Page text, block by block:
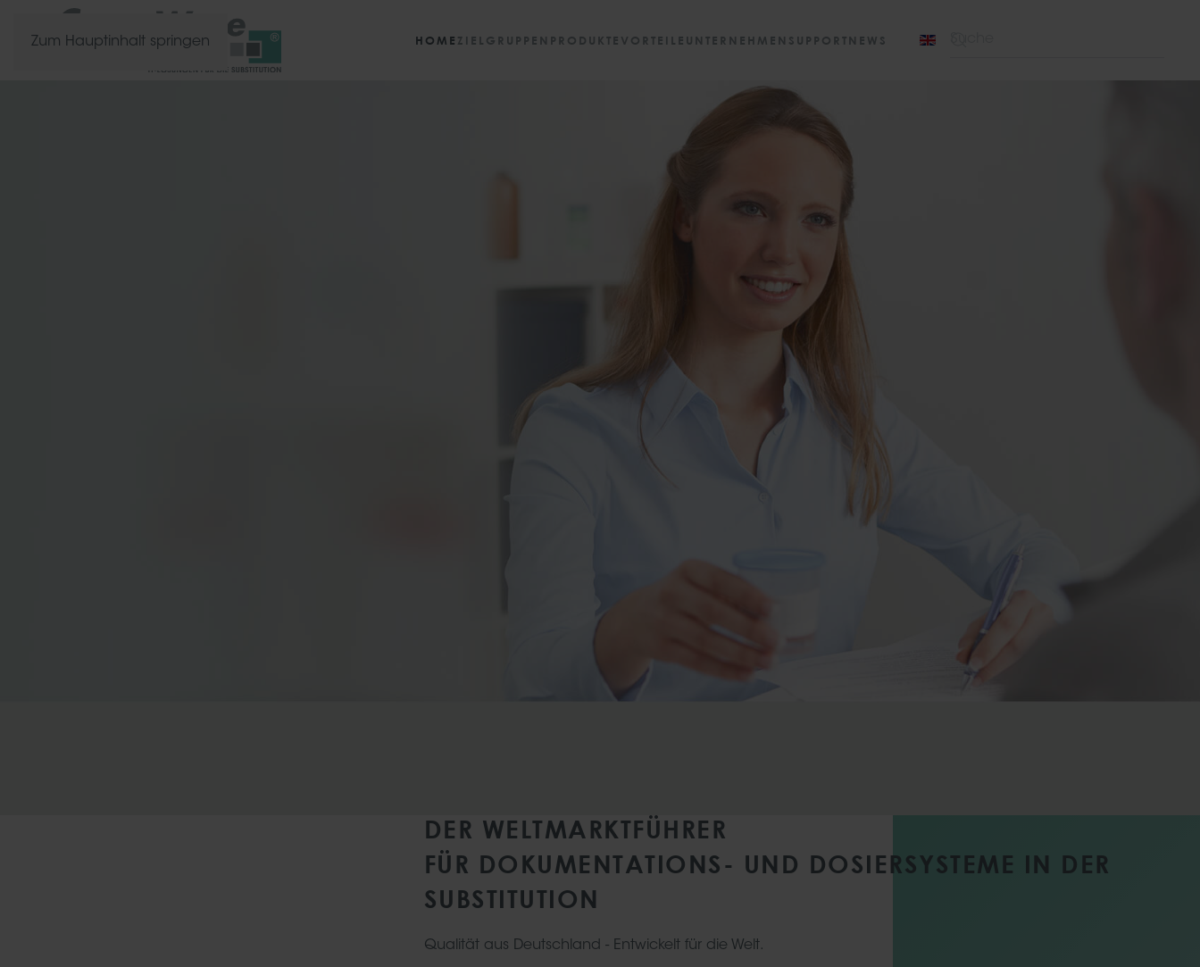
Zum Hauptinhalt springen HOME ZIELGRUPPEN PRODUKTE VORTEILE UNTERNEHMEN SUPPORTNEWS
DER WELTMARKTFÜHRER
FÜR DOKUMENTATIONS- UND DOSIERSYSTEME IN DER
SUBSTITUTION
Qualität aus Deutschland - Entwickelt für die Welt.